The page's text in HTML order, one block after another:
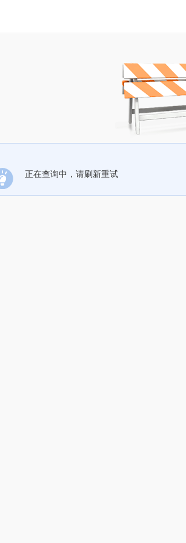
正在查询中，请刷新重试